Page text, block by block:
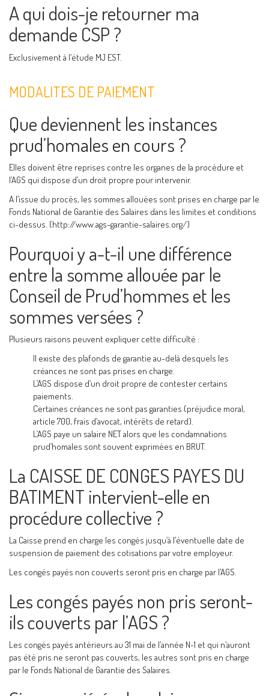
A qui dois-je retourner ma
demande CSP ?
Exclusivement à l’étude MJ EST.
MODALITES DE PAIEMENT
Que deviennent les instances
prud’homales en cours ?
Elles doivent être reprises contre les organes de la procédure et
l’AGS qui dispose d’un droit propre pour intervenir.
A l’issue du procès, les sommes allouées sont prises en charge par le
Fonds National de Garantie des Salaires dans les limites et conditions
ci-dessus. (http://www.ags-garantie-salaires.org/)
Pourquoi y a-t-il une différence
entre la somme allouée par le
Conseil de Prud’hommes et les
sommes versées ?
Plusieurs raisons peuvent expliquer cette difficulté :
Il existe des plafonds de garantie au-delà desquels les
créances ne sont pas prises en charge.
L’AGS dispose d’un droit propre de contester certains
paiements.
Certaines créances ne sont pas garanties (préjudice moral,
article 700, frais d’avocat, intérêts de retard).
L’AGS paye un salaire NET alors que les condamnations
prud’homales sont souvent exprimées en BRUT.
La CAISSE DE CONGES PAYES DU
BATIMENT intervient-elle en
procédure collective ?
La Caisse prend en charge les congés jusqu’à l’éventuelle date de
suspension de paiement des cotisations par votre employeur.
Les congés payés non couverts seront pris en charge par l’AGS.
Les congés payés non pris seront-
ils couverts par l’AGS ?
Les congés payés antérieurs au 31 mai de l’année N-1 et qui n’auront
pas été pris ne seront pas couverts, les autres sont pris en charge
par le Fonds National de Garantie des Salaires.